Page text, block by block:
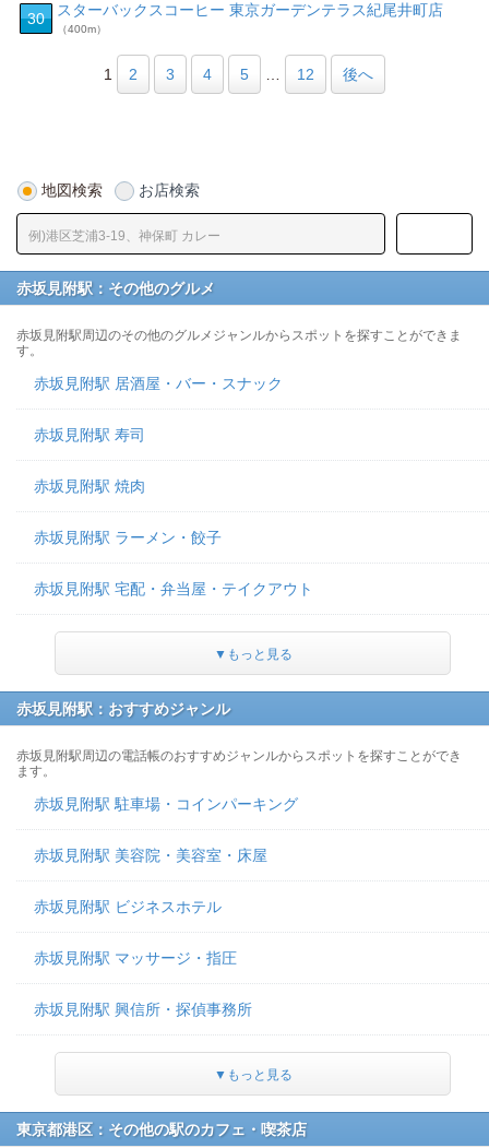
30 スターバックスコーヒー 東京ガーデンテラス紀尾井町店
（400m）
1 2 3 4 5 12 後へ
地図検索 お店検索
赤坂見附駅：その他のグルメ
赤坂見附駅周辺のその他のグルメジャンルからスポットを探すことができま
す。
赤坂見附駅 居酒屋・バー・スナック
赤坂見附駅 寿司
赤坂見附駅 焼肉
赤坂見附駅 ラーメン・餃子
赤坂見附駅 宅配・弁当屋・テイクアウト
▼もっと見る
赤坂見附駅：おすすめジャンル
赤坂見附駅周辺の電話帳のおすすめジャンルからスポットを探すことができ
ます。
赤坂見附駅 駐車場・コインパーキング
赤坂見附駅 美容院・美容室・床屋
赤坂見附駅 ビジネスホテル
赤坂見附駅 マッサージ・指圧
赤坂見附駅 興信所・探偵事務所
▼もっと見る
東京都港区：その他の駅のカフェ・喫茶店